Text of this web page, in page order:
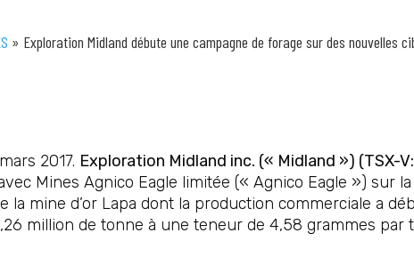
» Exploration Midland débute une campagne de forage sur des nouvelles
2017. Exploration Midland inc. (« Midland ») (TSX-
Mines Agnico Eagle limitée (« Agnico Eagle ») sur
la mine d’or Lapa dont la production commerciale a
million de tonne à une teneur de 4,58 grammes par